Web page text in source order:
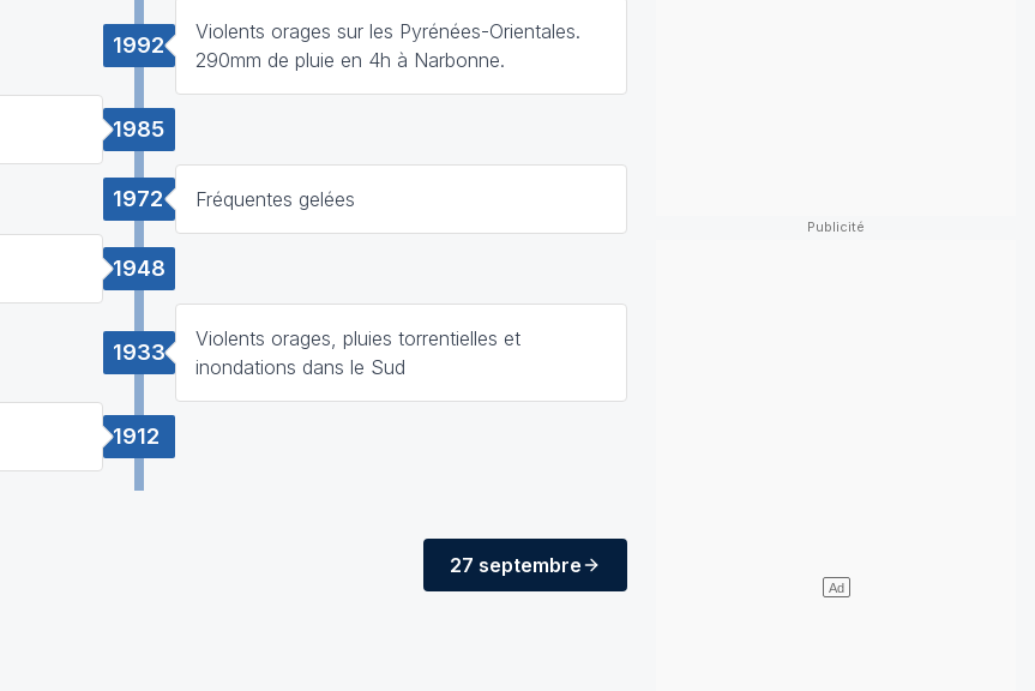
1992
Violents orages sur les Pyrénées-Orientales.
290mm de pluie en 4h à Narbonne.
1985
1972 Fréquentes gelées
1948
1933
Violents orages, pluies torrentielles et
inondations dans le Sud
1912
27 septembre